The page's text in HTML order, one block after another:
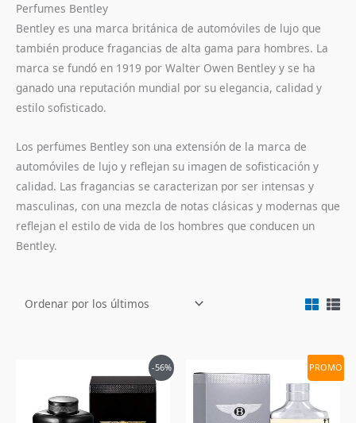
Perfumes Bentley
Bentley es una marca británica de automóviles de lujo que
también produce fragancias de alta gama para hombres. La
marca se fundó en 1919 por Walter Owen Bentley y se ha
ganado una reputación mundial por su elegancia, calidad y
estilo sofisticado.
Los perfumes Bentley son una extensión de la marca de
automóviles de lujo y reflejan su imagen de sofisticación y
calidad. Las fragancias se caracterizan por ser intensas y
masculinas, con una mezcla de notas clásicas y modernas que
reflejan el estilo de vida de los hombres que conducen un
Bentley.
-56%
precio
original
$460,000.
precio
actual
PROMO
precio
original
era:
$505,000.
El
precio
actual
es:
$192,900.